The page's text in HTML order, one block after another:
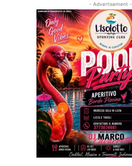
- Advertisement -